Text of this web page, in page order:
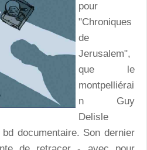
pour
"Chroniques
de
Jerusalem",
que le
montpelliérai
n Guy
Delisle
documentaire. Son dernier